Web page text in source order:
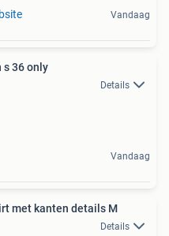
Vandaag
s 36 only
Details
Vandaag
met kanten details M
Details